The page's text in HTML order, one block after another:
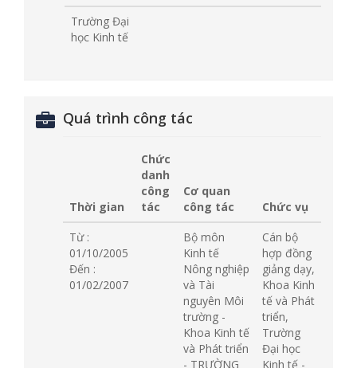
Trường Đại
học Kinh tế
Quá trình công tác
Thời gian
Chức
danh
công
tác
Cơ quan
công tác
Chức vụ
Từ :
01/10/2005
Đến :
01/02/2007
Bộ môn
Kinh tế
Nông nghiệp
và Tài
nguyên Môi
trường -
Khoa Kinh tế
và Phát triển
- TRƯỜNG
Cán bộ
hợp đồng
giảng dạy,
Khoa Kinh
tế và Phát
triển,
Trường
Đại học
Kinh tế -